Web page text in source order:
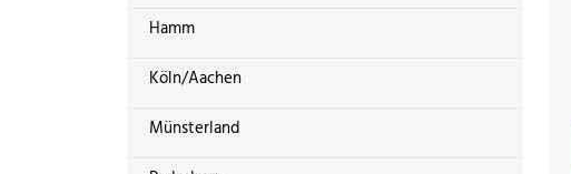
Hamm
Köln/Aachen
Münsterland